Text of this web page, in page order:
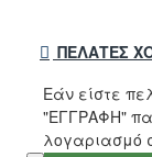
ΠΕΛΆΤΕΣ
Εάν είστε
"ΕΓΓΡΑΦΗ"
λογαριασμό